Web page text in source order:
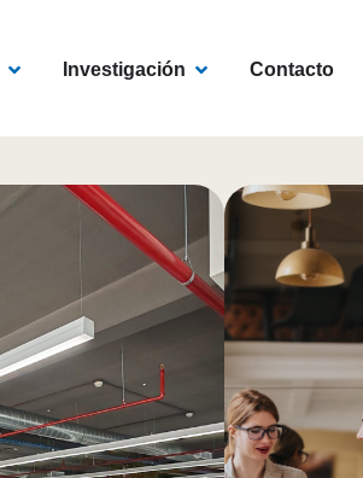
OPEN PROPIEDADES
Investigación OPEN INVESTIGACIÓN
Contacto